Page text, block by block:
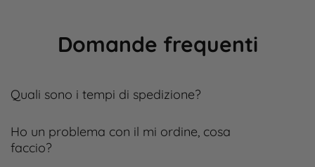
Domande frequenti
Quali sono i tempi di spedizione?
Ho un problema con il mi ordine, cosa
faccio?